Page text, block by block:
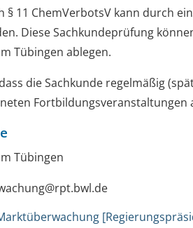
§ 11 ChemVerbotsV kann durch
Diese Sachkundeprüfung
Tübingen ablegen.
die Sachkunde regelmäßig
Fortbildungsveranstaltungen
Tübingen